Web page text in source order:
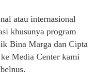
atau internasional
khusunya program
Bina Marga dan Cipta
Media Center kami